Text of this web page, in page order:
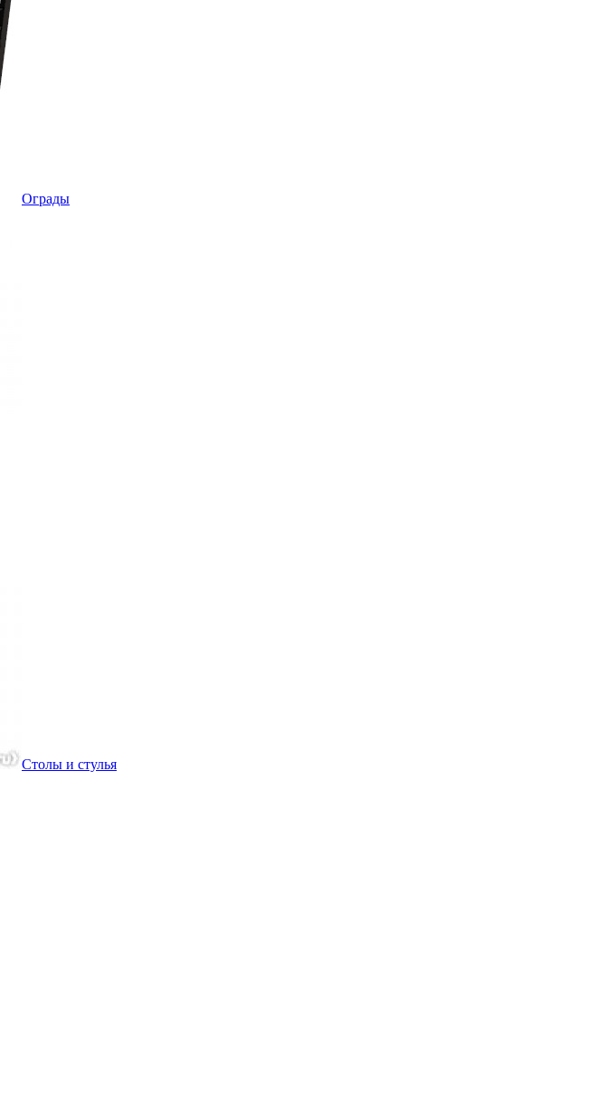
Ограды
Столы и стулья